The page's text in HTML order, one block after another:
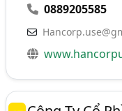
0889205585